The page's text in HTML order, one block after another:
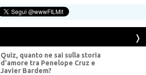
Quiz, quanto ne sai sulla storia
d'amore tra Penelope Cruz e
Javier Bardem?